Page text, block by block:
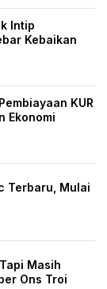
Intip
Kebaikan
KUR
Ekonomi
Terbaru, Mulai
Masih
Ons Troi